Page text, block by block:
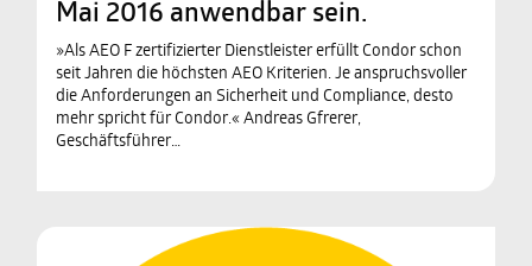
Mai 2016 anwendbar sein.
»Als AEO F zertifizierter Dienstleister erfüllt Condor schon
seit Jahren die höchsten AEO Kriterien. Je anspruchsvoller
die Anforderungen an Sicherheit und Compliance, desto
mehr spricht für Condor.« Andreas Gfrerer,
Geschäftsführer…